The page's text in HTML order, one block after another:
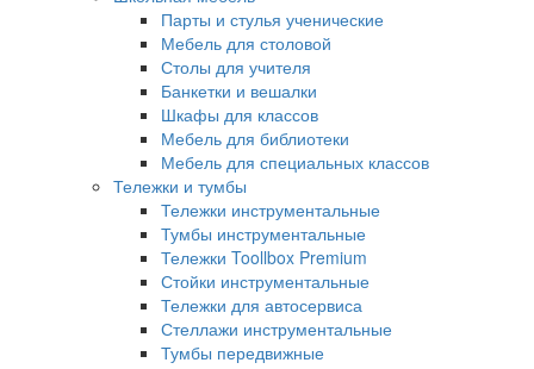
Парты и стулья ученические
Мебель для столовой
Столы для учителя
Банкетки и вешалки
Шкафы для классов
Мебель для библиотеки
Мебель для специальных классов
Тележки и тумбы
Тележки инструментальные
Тумбы инструментальные
Тележки Toollbox Premium
Стойки инструментальные
Тележки для автосервиса
Стеллажи инструментальные
Тумбы передвижные